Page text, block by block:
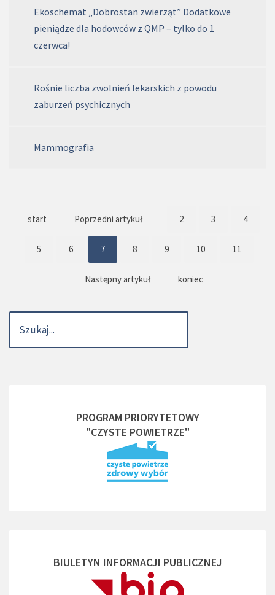
Ekoschemat „Dobrostan zwierząt” Dodatkowe
pieniądze dla hodowców z QMP – tylko do 1
czerwca!
Rośnie liczba zwolnień lekarskich z powodu
zaburzeń psychicznych
Mammografia
start Poprzedni artykuł 2 3 4
5 6 7 8 9 10 11
Następny artykuł koniec
PROGRAM PRIORYTETOWY
"CZYSTE POWIETRZE"
BIULETYN INFORMACJI PUBLICZNEJ